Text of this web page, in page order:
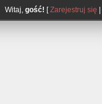
Witaj, gość! [Zarejestruj się